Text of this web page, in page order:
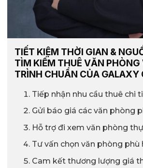
TIẾT KIỆM THỜI GIAN &
TÌM KIẾM THUÊ VĂN PHÒNG
TRÌNH CHUẨN CỦA GALAXY
Tiếp nhận nhu cầu thuê chi
Gửi báo giá các văn phòng
Hỗ trợ đi xem văn phòng
Tư vấn chọn văn phòng phù
Cam kết thương lượng giá